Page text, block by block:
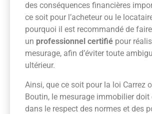
des conséquences financières
ce soit pour l’acheteur ou le
pourquoi il est recommandé de
un professionnel certifié pour
mesurage, afin d’éviter toute
ultérieur.
Ainsi, que ce soit pour la loi Carrez
Boutin, le mesurage immobilier doit
dans le respect des normes et des